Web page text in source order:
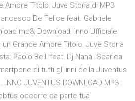
Amore Titolo: Juve Storia di MP3
De Felice feat. Gabriele
mp3; Download. Inno Ufficiale
Grande Amore Titolo: Juve Storia
Paolo Belli feat. Dj Nanà. Scarica
di tutti gli inni della Juventus
JUVENTUS DOWNLOAD MP3 :
occorre da parte tua